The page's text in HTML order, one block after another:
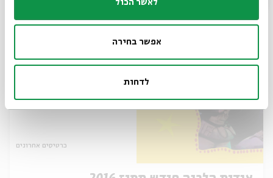
לאשר הכול
אפשר בחירה
לדחות
כרטיסים אחרונים